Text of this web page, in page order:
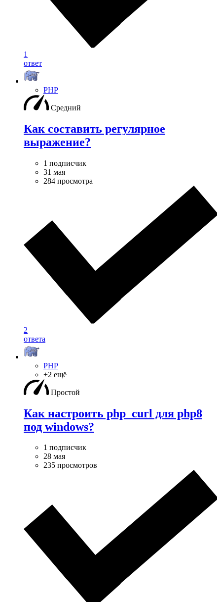
1
ответ
PHP
Средний
Как составить регулярное
выражение?
1 подписчик
31 мая
284 просмотра
2
ответа
PHP
+2 ещё
Простой
Как настроить php_curl для php8
под windows?
1 подписчик
28 мая
235 просмотров